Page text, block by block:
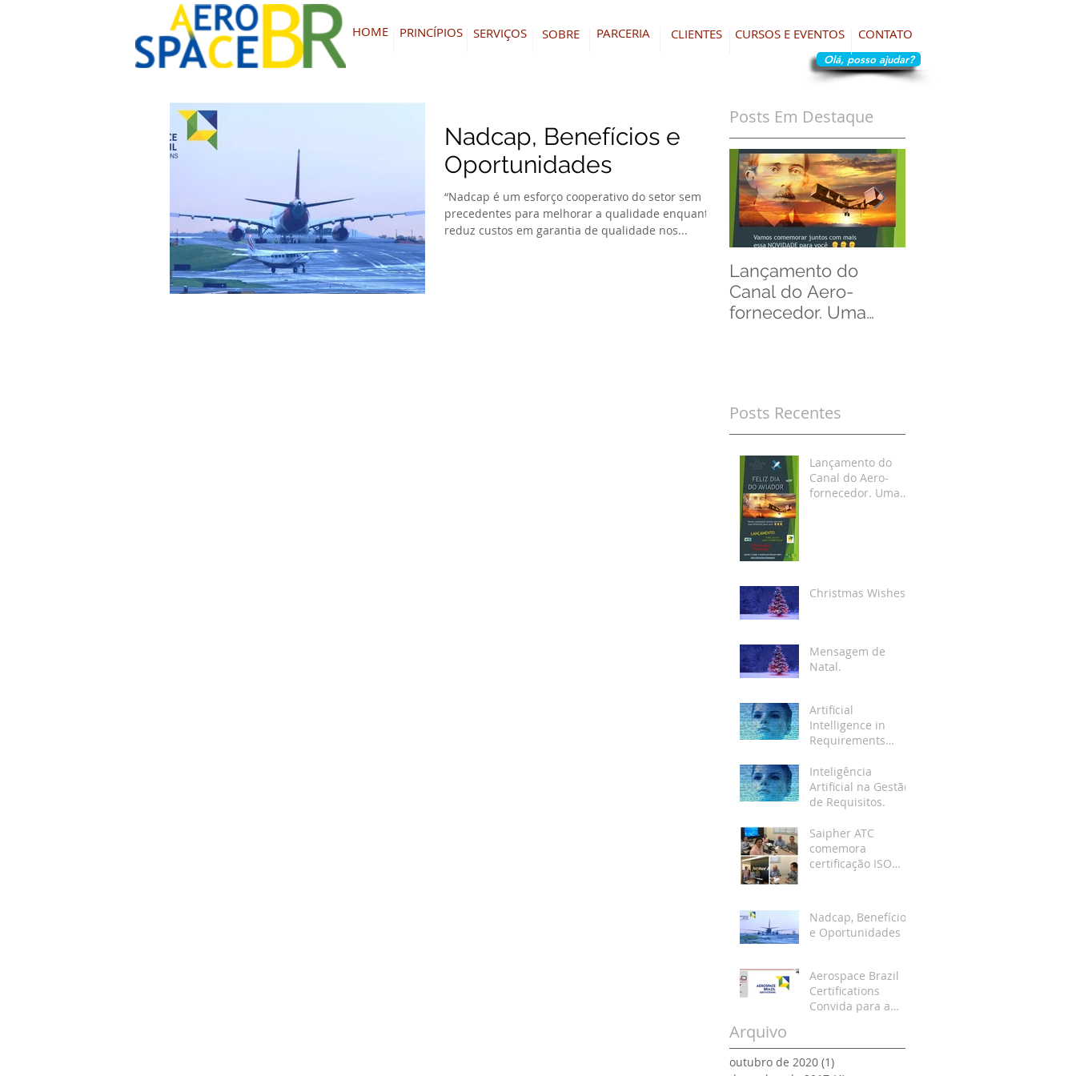
Olá, posso ajudar?
SERVIÇOS
PRINCÍPIOS
HOME PARCERIA
SOBRE CLIENTES CURSOS E EVENTOS CONTATO
Nadcap, Benefícios e
Oportunidades
“Nadcap é um esforço cooperativo do setor sem
precedentes para melhorar a qualidade enquanto
reduz custos em garantia de qualidade nos...
Posts Em Destaque
Lançamento do
Canal do Aero-
fornecedor. Uma
Posts Recentes
Lançamento do
Canal do Aero-
fornecedor. Uma
Christmas Wishes.
Mensagem de
Natal.
Artificial
Intelligence in
Requirements
Inteligência
Artificial na Gestão
de Requisitos.
Saipher ATC
comemora
certificação ISO
Nadcap, Benefícios
e Oportunidades
Aerospace Brazil
Certifications
Convida para a
Arquivo
outubro de 2020 (1)